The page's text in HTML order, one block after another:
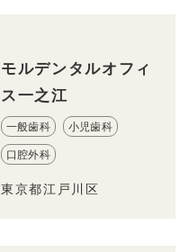
モルデンタルオフィ
ス一之江
一般歯科 小児歯科
口腔外科
東京都江戸川区